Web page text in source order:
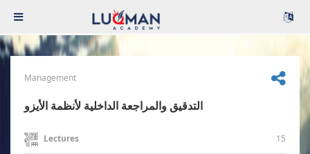
Management
التدقيق والمراجعة الداخلية لأنظمة الأيزو
Lectures 15